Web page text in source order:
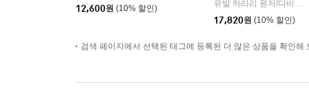
12,600원 (10% 할인)
유발 하라리 원저/다비드 반데르묄렝 각색/다니엘 카사나브 그림/김명주 역
17,820원 (10% 할인)
검색 페이지에서 선택된 태그에 등록된 더 많은 상품을 확인해